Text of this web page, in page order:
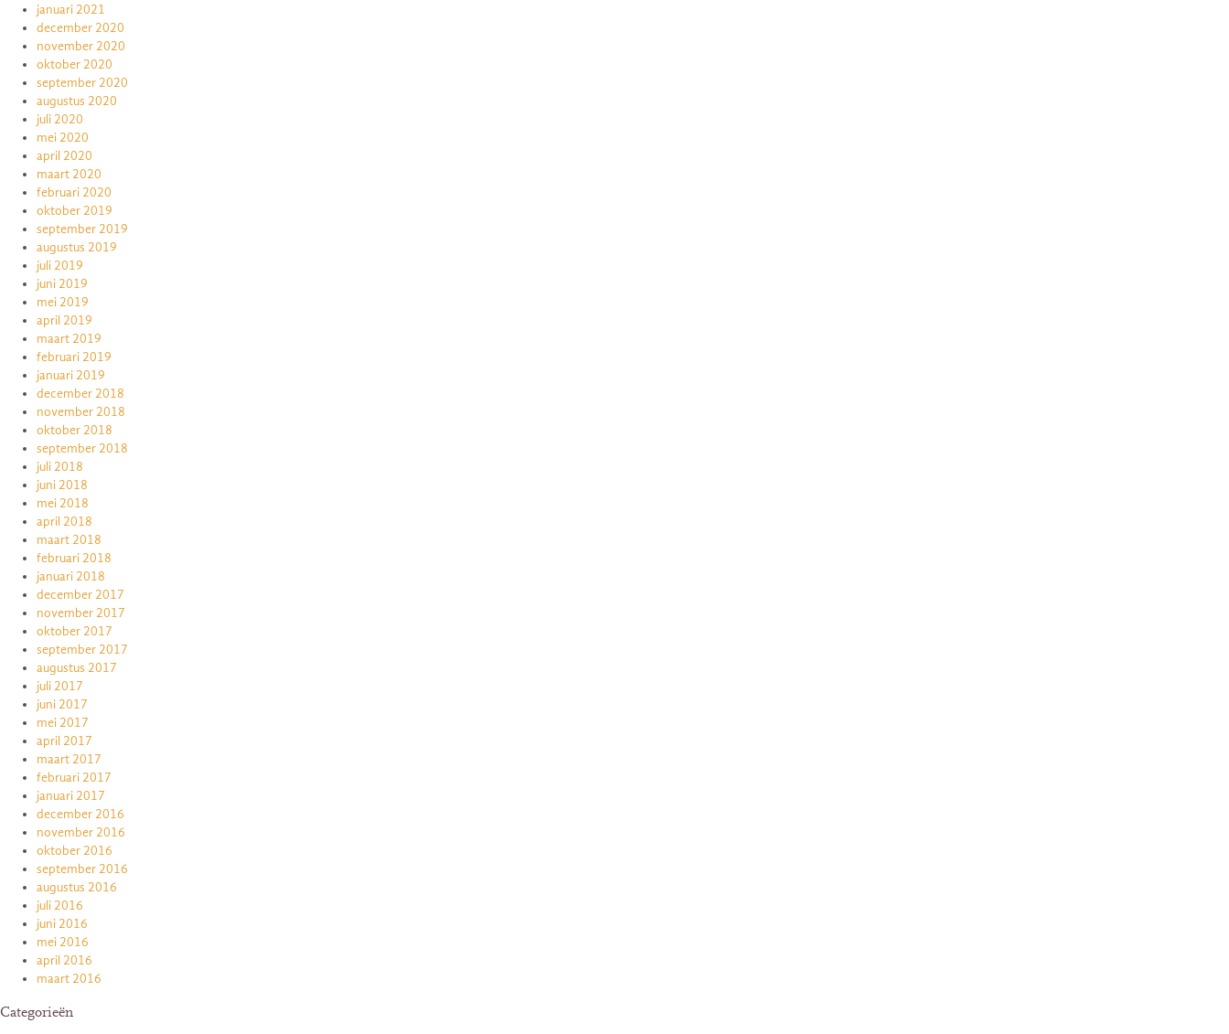
januari 2021
december 2020
november 2020
oktober 2020
september 2020
augustus 2020
juli 2020
mei 2020
april 2020
maart 2020
februari 2020
oktober 2019
september 2019
augustus 2019
juli 2019
juni 2019
mei 2019
april 2019
maart 2019
februari 2019
januari 2019
december 2018
november 2018
oktober 2018
september 2018
juli 2018
juni 2018
mei 2018
april 2018
maart 2018
februari 2018
januari 2018
december 2017
november 2017
oktober 2017
september 2017
augustus 2017
juli 2017
juni 2017
mei 2017
april 2017
maart 2017
februari 2017
januari 2017
december 2016
november 2016
oktober 2016
september 2016
augustus 2016
juli 2016
juni 2016
mei 2016
april 2016
maart 2016
Categorieën